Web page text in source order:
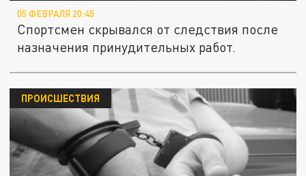
05 ФЕВРАЛЯ 20:45
Спортсмен скрывался от следствия после
назначения принудительных работ.
ПРОИСШЕСТВИЯ